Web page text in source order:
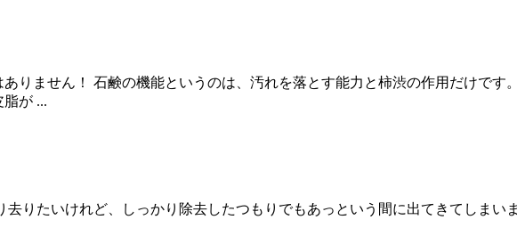
りません！ 石鹸の機能というのは、汚れを落とす能力と柿渋の作用だけです
が ...
去りたいけれど、しっかり除去したつもりでもあっという間に出てきてしま